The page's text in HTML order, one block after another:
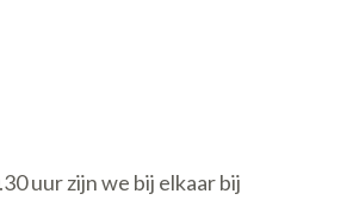
uur zijn we bij elkaar bij